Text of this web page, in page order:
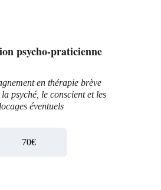
70€
psycho-praticienne
en thérapie brève
psyché, le conscient et les
éventuels